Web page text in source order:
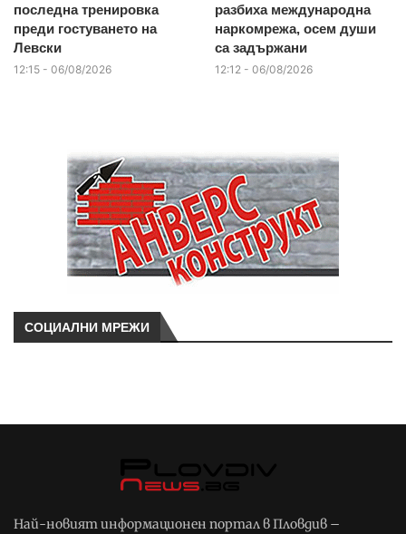
последна тренировка
преди гостуването на
Левски
12:15 - 06/08/2026
разбиха международна
наркомрежа, осем души
са задържани
12:12 - 06/08/2026
СОЦИАЛНИ МРЕЖИ
Най-новият информационен портал в Пловдив –